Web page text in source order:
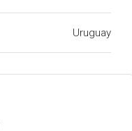
Uruguay